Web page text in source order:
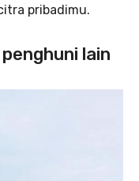
pribadimu.
lain